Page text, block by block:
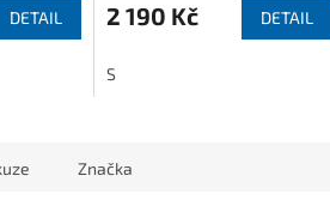
DETAIL 2 190 Kč DETAIL
S
Značka